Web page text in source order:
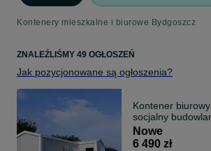
Kontenery mieszkalne i biurowe Bydgoszcz
ZNALEŹLIŚMY 49 OGŁOSZEŃ
Jak pozycjonowane są ogłoszenia?
Kontener
socjalny
3x3 m
Nowe
6 490 zł